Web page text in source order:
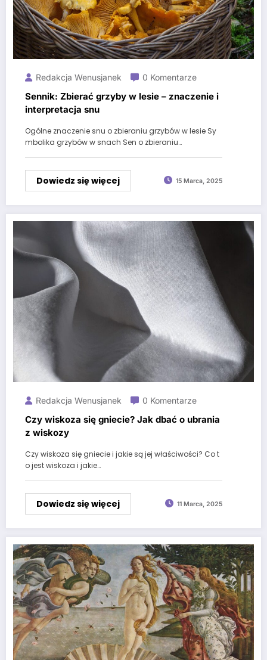
Redakcja Wenusjanek 0 Komentarze
Sennik: Zbierać grzyby w lesie – znaczenie i
interpretacja snu
Ogólne znaczenie snu o zbieraniu grzybów w lesie Sy
mbolika grzybów w snach Sen o zbieraniu…
Dowiedz się więcej 15 Marca, 2025
Redakcja Wenusjanek 0 Komentarze
Czy wiskoza się gniecie? Jak dbać o ubrania
z wiskozy
Czy wiskoza się gniecie i jakie są jej właściwości? Co t
o jest wiskoza i jakie…
Dowiedz się więcej 11 Marca, 2025